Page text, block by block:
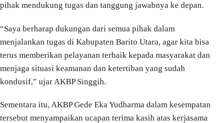
pihak mendukung tugas dan tanggung jawabnya ke depan.
“Saya berharap dukungan dari semua pihak dalam
menjalankan tugas di Kabupaten Barito Utara, agar kita bisa
terus memberikan pelayanan terbaik kepada masyarakat dan
menjaga situasi keamanan dan ketertiban yang sudah
kondusif,” ujar AKBP Singgih.
Sementara itu, AKBP Gede Eka Yudharma dalam kesempatan
tersebut menyampaikan ucapan terima kasih atas kerjasama